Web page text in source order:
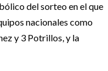
del sorteo en el que
nacionales como
y 3 Potrillos, y la